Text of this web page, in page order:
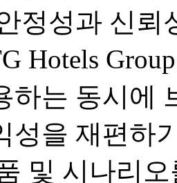
정성과 신
Hotels
하는 동시에
성을 재편하
및 시나리